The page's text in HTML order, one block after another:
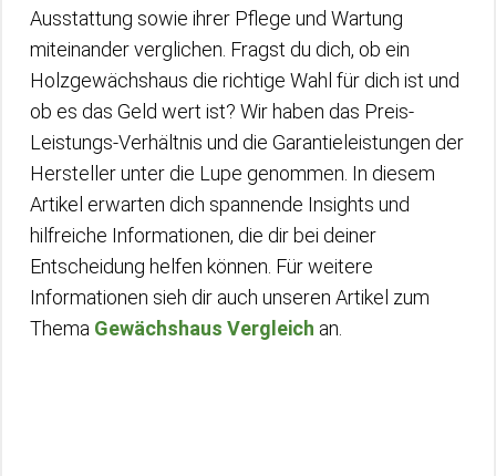
Ausstattung sowie ihrer Pflege und Wartung
miteinander verglichen. Fragst du dich, ob ein
Holzgewächshaus die richtige Wahl für dich ist und
ob es das Geld wert ist? Wir haben das Preis-
Leistungs-Verhältnis und die Garantieleistungen der
Hersteller unter die Lupe genommen. In diesem
Artikel erwarten dich spannende Insights und
hilfreiche Informationen, die dir bei deiner
Entscheidung helfen können. Für weitere
Informationen sieh dir auch unseren Artikel zum
Thema Gewächshaus Vergleich an.